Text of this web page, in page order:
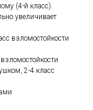
(4-й класс).
увеличивает
взломостойкости
2-4 класс